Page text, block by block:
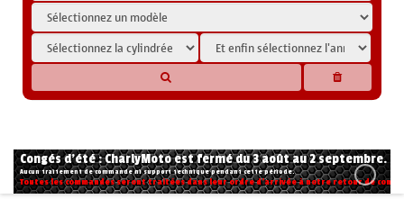
Congés d'été : CharlyMoto est fermé du 3 août au 2 septembre.
Aucun traitement de commande ni support technique pendant cette période.
Toutes les commandes seront traitées dans leur ordre d'arrivée à notre retour de